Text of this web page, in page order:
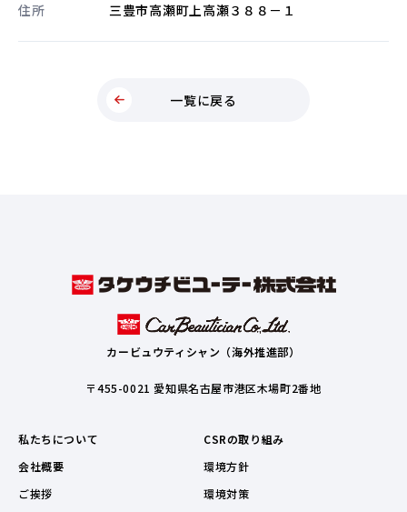
住所 三豊市高瀬町上高瀬３８８－１
一覧に戻る
カービュウティシャン（海外推進部）
〒455-0021 愛知県名古屋市港区木場町2番地
私たちについて
会社概要
ご挨拶
CSRの取り組み
環境方針
環境対策